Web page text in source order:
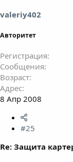
valeriy402
Авторитет
Регистрация
Сообщения
Возраст
Адрес
8 Апр 2008
#25
Re: Защита